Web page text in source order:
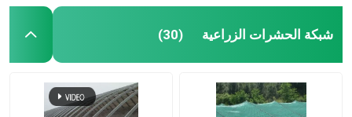
شبكة الحشرات الزراعية (30)